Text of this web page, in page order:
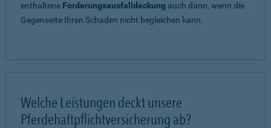
enthaltene Forderungsausfalldeckung auch dann, wenn die
Gegenseite Ihren Schaden nicht begleichen kann.
Welche Leistungen deckt unsere
Pferdehaftpflichtversicherung ab?